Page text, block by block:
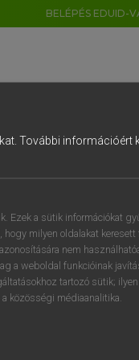
BELÉPÉS EDUID-
További információért
Ezek a sütik információkat
milyen oldalakat keresett
nem
a weboldal funkcióinak
tartozó sütik;
közösségi médiaanalitika.
7 8 9
z u i
j k l é
n m , .